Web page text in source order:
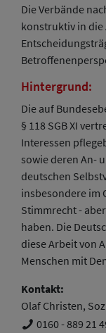
Die Verbände
konstruktiv in
Hintergrund:
Die auf
§ 118 SGB XI
Interessen
sowie deren An-
deutschen
insbesondere im
Stimmrecht -
haben. Die
diese Arbeit von
Menschen mit
Kontakt:
Olaf Christen,
0160 - 889 21